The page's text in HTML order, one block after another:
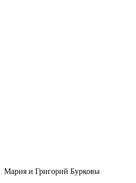
Мария и Григорий Бурковы